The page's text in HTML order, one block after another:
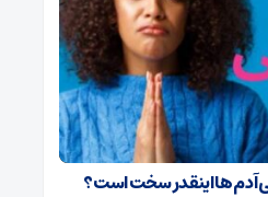
آدم ها اینقدر سخت است؟